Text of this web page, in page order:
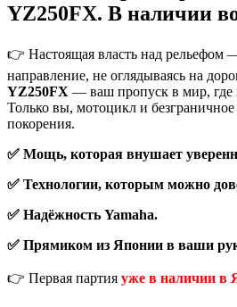
YZ250FX. В наличии
👉 Настоящая власть над рельефом
направление, не оглядываясь на
YZ250FX — ваш пропуск в мир, где
Только вы, мотоцикл и безграничное
покорения.
✅ Мощь, которая внушает
✅ Технологии, которым можно
✅ Надёжность Yamaha.
✅ Прямиком из Японии в ваши
👉 Первая партия уже в наличии